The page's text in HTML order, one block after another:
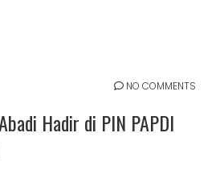
NO COMMENTS
Hadir di PIN PAPDI